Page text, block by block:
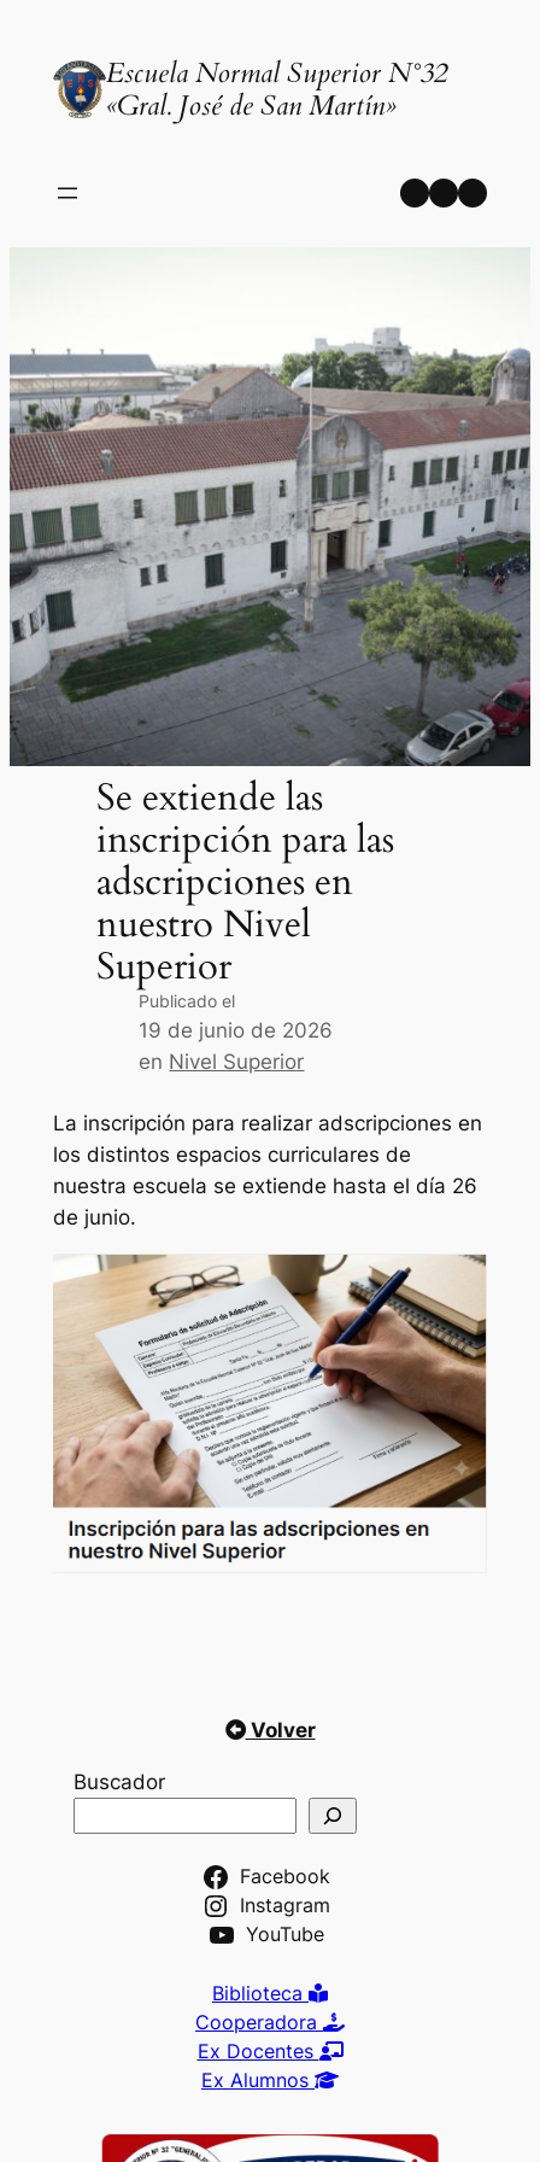
contenidoEscuela Normal Superior N°32
«Gral. José de San Martín»
Facebook
Se extiende las
inscripción para las
adscripciones en
nuestro Nivel
Superior
Publicado el
19 de junio de 2026
en Nivel Superior
La inscripción para realizar adscripciones en
los distintos espacios curriculares de
nuestra escuela se extiende hasta el día 26
de junio.
Volver
Buscador
Facebook
Instagram
YouTube
Biblioteca
Cooperadora
Ex Docentes
Ex Alumnos